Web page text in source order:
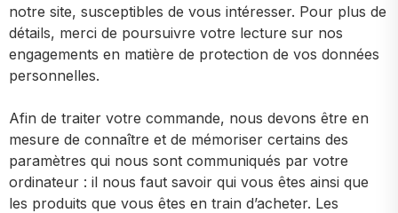
notre site, susceptibles de vous intéresser. Pour plus de
détails, merci de poursuivre votre lecture sur nos
engagements en matière de protection de vos données
personnelles.
Afin de traiter votre commande, nous devons être en
mesure de connaître et de mémoriser certains des
paramètres qui nous sont communiqués par votre
ordinateur : il nous faut savoir qui vous êtes ainsi que
les produits que vous êtes en train d’acheter. Les